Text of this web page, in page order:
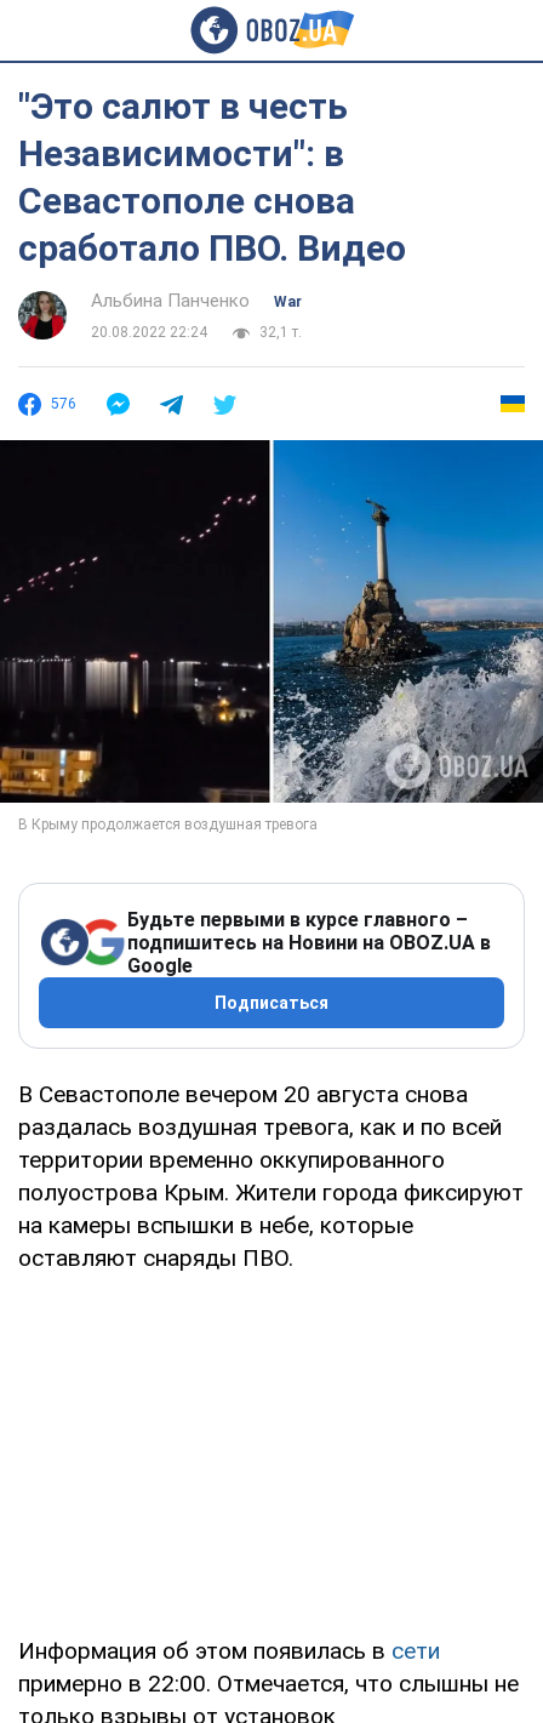
"Это салют в честь
Независимости": в
Севастополе снова
сработало ПВО. Видео
Альбина Панченко
War
20.08.2022 22:24
32,1 т.
576
Будьте первыми в курсе главного –
подпишитесь на Новини на OBOZ.UA в
Google
Подписаться
В Севастополе вечером 20 августа снова
раздалась воздушная тревога, как и по всей
территории временно оккупированного
полуострова Крым. Жители города фиксируют
на камеры вспышки в небе, которые
оставляют снаряды ПВО.
Информация об этом появилась в сети
примерно в 22:00. Отмечается, что слышны не
только взрывы от установок